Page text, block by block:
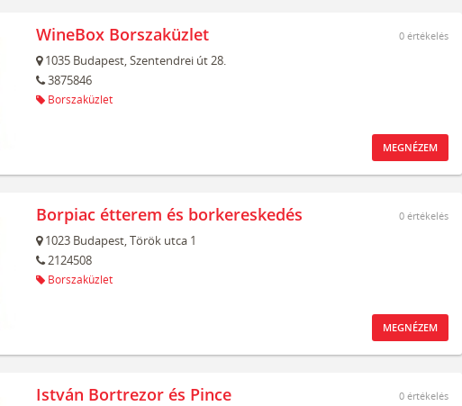
WineBox Borszaküzlet
1035 Budapest,Szentendrei út 28.
3875846
Borszaküzlet
0 értékelés
MEGNÉZEM
Borpiac étterem és borkereskedés
1023 Budapest,Török utca 1
2124508
Borszaküzlet
0 értékelés
MEGNÉZEM
István Bortrezor és Pince 0 értékelés